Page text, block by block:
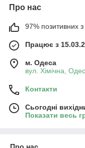
Про нас
97% позитивних з
Працює з
м. Одеса
вул. Хiмiчна,
Контакти
Сьогодні
Показати весь